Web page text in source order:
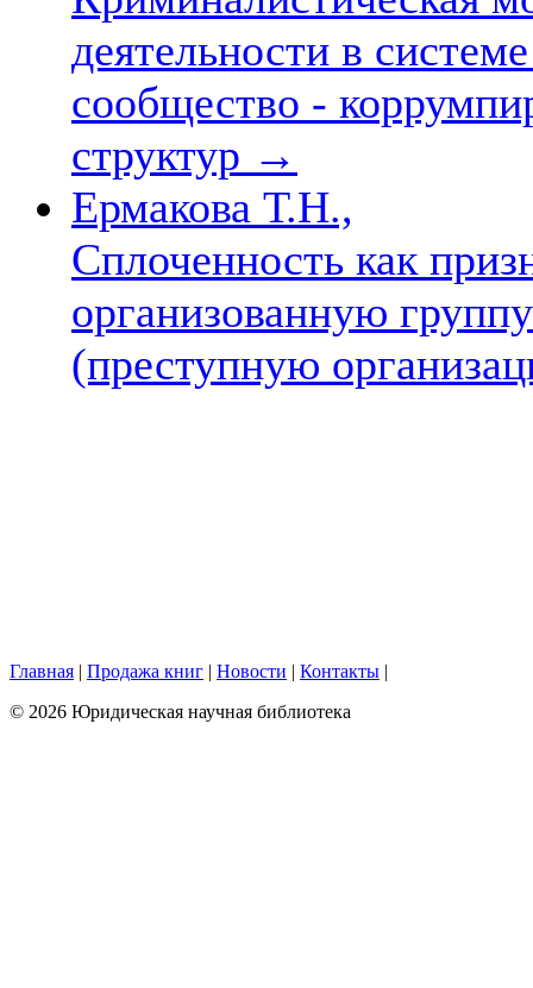
деятельности в
сообщество -
структур →
Ермакова Т.Н.,
Сплоченность как
организованную
(преступную
Главная | Продажа книг | Новости | Контакты |
© 2026 Юридическая научная библиотека